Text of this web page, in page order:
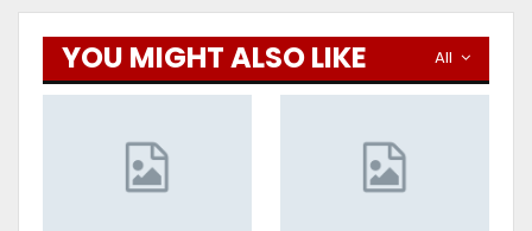
All
YOU MIGHT ALSO LIKE